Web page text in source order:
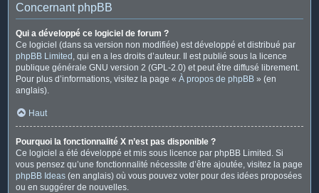
Concernant phpBB
Qui a développé ce logiciel de forum ?
Ce logiciel (dans sa version non modifiée) est développé et distribué par
phpBB Limited , qui en a les droits d’auteur. Il est publié sous la licence
publique générale GNU version 2 (GPL-2.0) et peut être diffusé librement.
Pour plus d’informations, visitez la page « À propos de phpBB » (en
anglais).
Haut
Pourquoi la fonctionnalité X n’est pas disponible ?
Ce logiciel a été développé et mis sous licence par phpBB Limited. Si
vous pensez qu’une fonctionnalité nécessite d’être ajoutée, visitez la page
phpBB Ideas (en anglais) où vous pouvez voter pour des idées proposées
ou en suggérer de nouvelles.